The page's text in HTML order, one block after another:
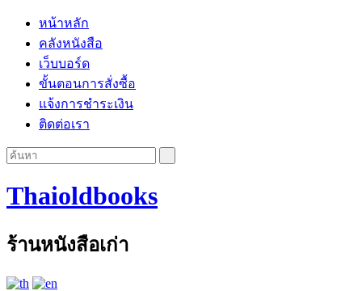
หน้าหลัก
คลังหนังสือ
เว็บบอร์ด
ขั้นตอนการสั่งซื้อ
แจ้งการชำระเงิน
ติดต่อเรา
Thaioldbooks
ร้านหนังสือเก่า